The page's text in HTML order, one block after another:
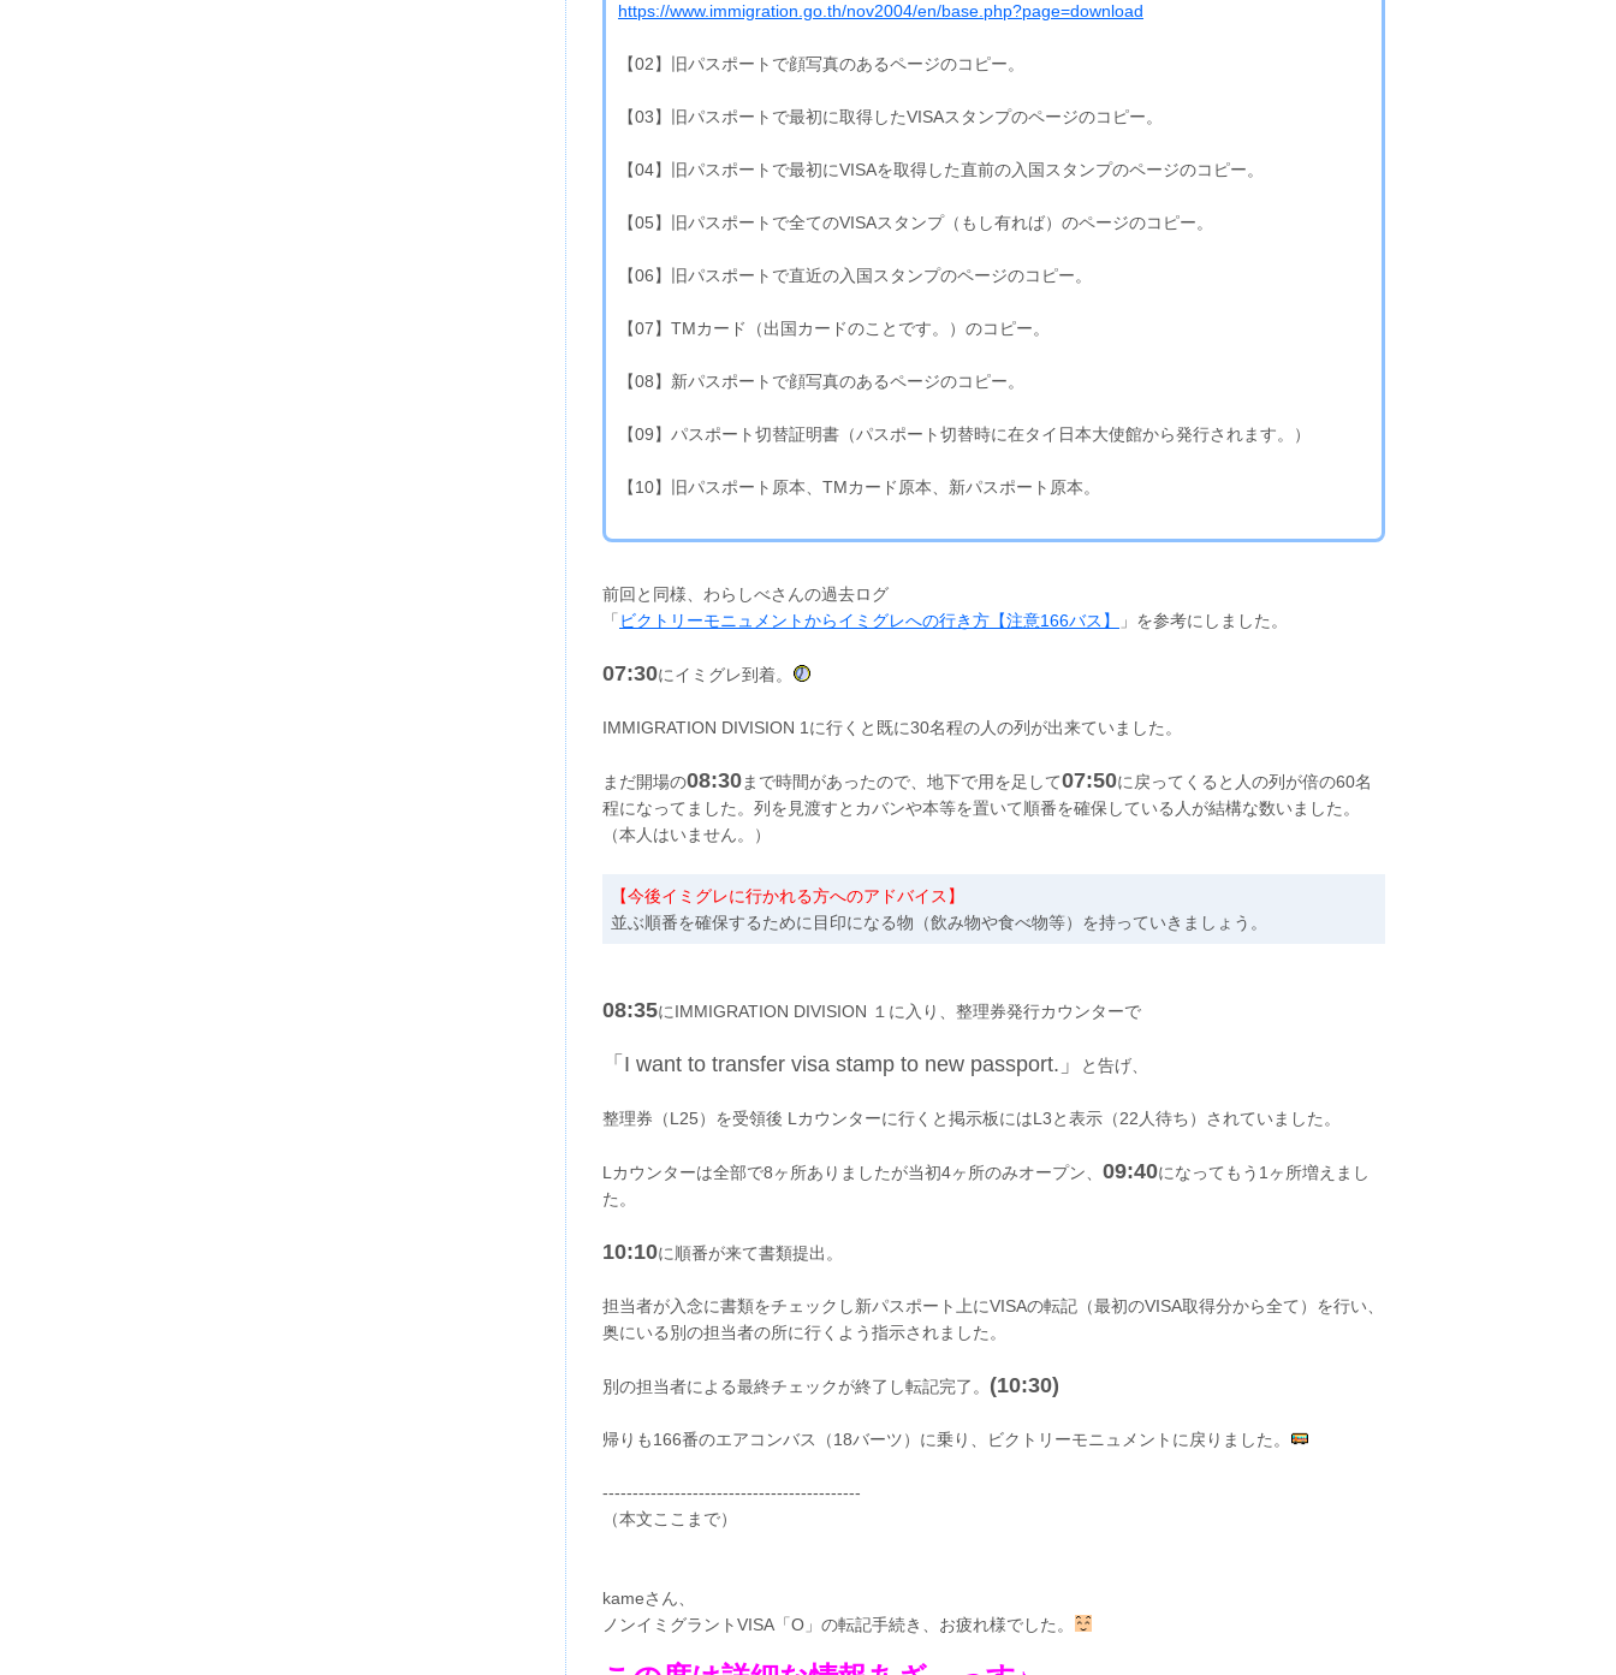
https://www.immigration.go.th/nov2004/en/base.php?page=download
【02】旧パスポートで顔写真のあるページのコピー。
【03】旧パスポートで最初に取得したVISAスタンプのページのコピー。
【04】旧パスポートで最初にVISAを取得した直前の入国スタンプのページのコピー。
【05】旧パスポートで全てのVISAスタンプ（もし有れば）のページのコピー。
【06】旧パスポートで直近の入国スタンプのページのコピー。
【07】TMカード（出国カードのことです。）のコピー。
【08】新パスポートで顔写真のあるページのコピー。
【09】パスポート切替証明書（パスポート切替時に在タイ日本大使館から発行されます。）
【10】旧パスポート原本、TMカード原本、新パスポート原本。
前回と同様、わらしべさんの過去ログ
「 ビクトリーモニュメントからイミグレへの行き方【注意166バス】 」を参考にしました。
07:30にイミグレ到着。
IMMIGRATION DIVISION 1に行くと既に30名程の人の列が出来ていました。
まだ開場の08:30まで時間があったので、地下で用を足して07:50に戻ってくると人の列が倍の60名
程になってました。列を見渡すとカバンや本等を置いて順番を確保している人が結構な数いました。
（本人はいません。）
【今後イミグレに行かれる方へのアドバイス】
並ぶ順番を確保するために目印になる物（飲み物や食べ物等）を持っていきましょう。
08:35にIMMIGRATION DIVISION １に入り、整理券発行カウンターで
「I want to transfer visa stamp to new passport.」 と告げ、
整理券（L25）を受領後 Lカウンターに行くと掲示板にはL3と表示（22人待ち）されていました。
Lカウンターは全部で8ヶ所ありましたが当初4ヶ所のみオープン、 09:40になってもう1ヶ所増えまし
た。
10:10に順番が来て書類提出。
担当者が入念に書類をチェックし新パスポート上にVISAの転記（最初のVISA取得分から全て）を行い、
奥にいる別の担当者の所に行くよう指示されました。
別の担当者による最終チェックが終了し転記完了。 (10:30)
帰りも166番のエアコンバス（18バーツ）に乗り、ビクトリーモニュメントに戻りました。
-------------------------------------------
（本文ここまで）
kameさん、
ノンイミグラントVISA「O」の転記手続き、お疲れ様でした。